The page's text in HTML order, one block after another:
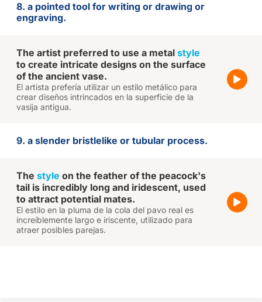
8. a pointed tool for writing or drawing or
engraving.
The artist preferred to use a metal style
to create intricate designs on the surface
of the ancient vase.
El artista prefería utilizar un estilo metálico para
crear diseños intrincados en la superficie de la
vasija antigua.
9. a slender bristlelike or tubular process.
The style on the feather of the peacock's
tail is incredibly long and iridescent, used
to attract potential mates.
El estilo en la pluma de la cola del pavo real es
increíblemente largo e iriscente, utilizado para
atraer posibles parejas.